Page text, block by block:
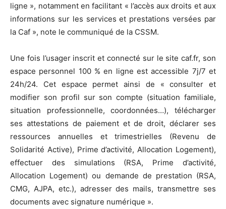
ligne », notamment en facilitant « l’accès aux droits et aux
informations sur les services et prestations versées par
la Caf », note le communiqué de la CSSM.
Une fois l’usager inscrit et connecté sur le site caf.fr, son
espace personnel 100 % en ligne est accessible 7j/7 et
24h/24. Cet espace permet ainsi de « consulter et
modifier son profil sur son compte (situation familiale,
situation professionnelle, coordonnées…), télécharger
ses attestations de paiement et de droit, déclarer ses
ressources annuelles et trimestrielles (Revenu de
Solidarité Active), Prime d’activité, Allocation Logement),
effectuer des simulations (RSA, Prime d’activité,
Allocation Logement) ou demande de prestation (RSA,
CMG, AJPA, etc.), adresser des mails, transmettre ses
documents avec signature numérique ».